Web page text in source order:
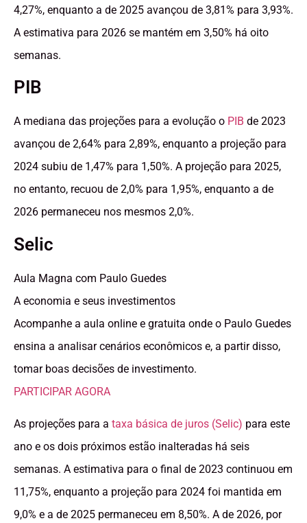
4,27%, enquanto a de 2025 avançou de 3,81% para 3,93%.
A estimativa para 2026 se mantém em 3,50% há oito
semanas.
PIB
A mediana das projeções para a evolução o PIB de 2023
avançou de 2,64% para 2,89%, enquanto a projeção para
2024 subiu de 1,47% para 1,50%. A projeção para 2025,
no entanto, recuou de 2,0% para 1,95%, enquanto a de
2026 permaneceu nos mesmos 2,0%.
Selic
Aula Magna com Paulo Guedes
A economia e seus investimentos
Acompanhe a aula online e gratuita onde o Paulo Guedes
ensina a analisar cenários econômicos e, a partir disso,
tomar boas decisões de investimento.
PARTICIPAR AGORA
As projeções para a taxa básica de juros (Selic) para este
ano e os dois próximos estão inalteradas há seis
semanas. A estimativa para o final de 2023 continuou em
11,75%, enquanto a projeção para 2024 foi mantida em
9,0% e a de 2025 permaneceu em 8,50%. A de 2026, por